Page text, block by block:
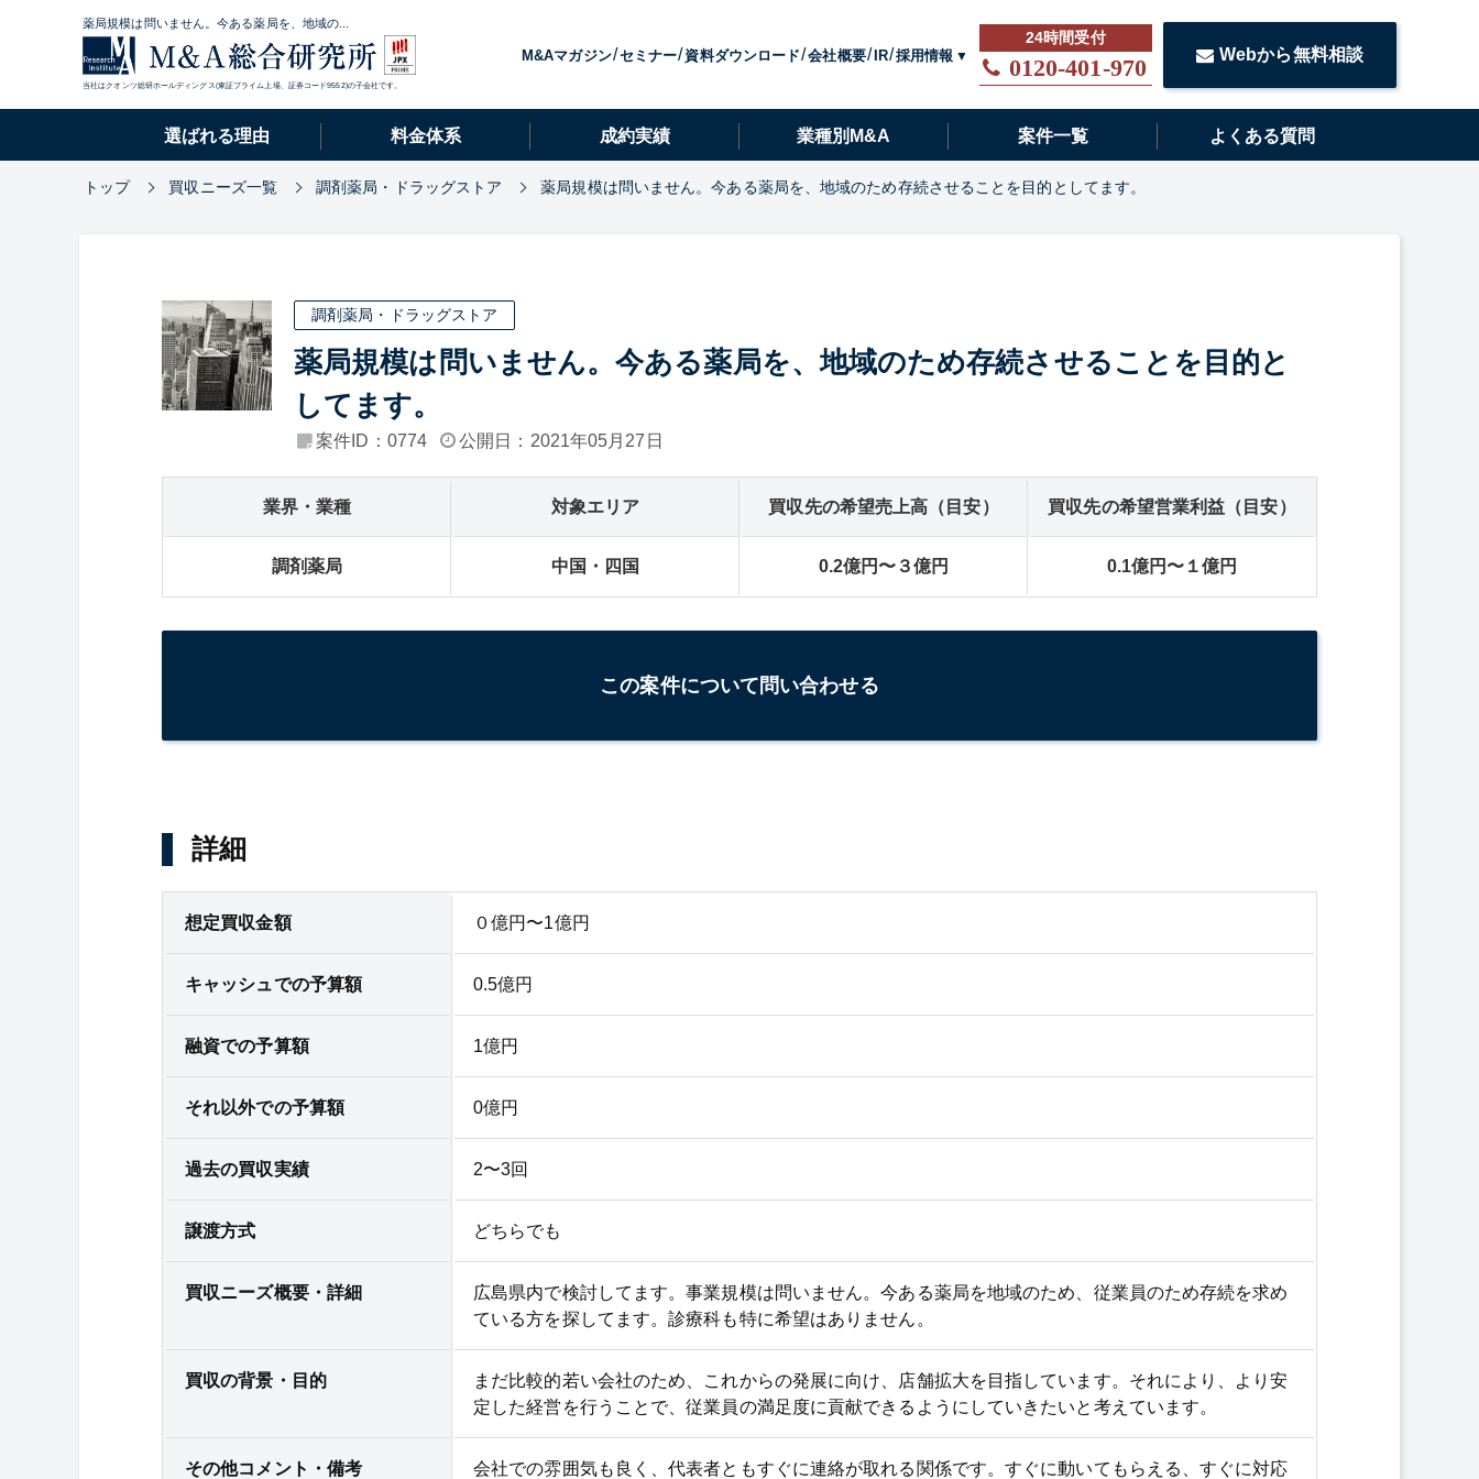
薬局規模は問いません。今ある薬局を、地域の...
当社はクオンツ総研ホールディングス(東証プライム上場、証券コード9552)の子会社です。
M&Aマガジン セミナー 資料ダウンロード 会社概要 IR 採用情報 0120-401-970 Webから無料相談
選ばれる理由 料金体系 成約実績 業種別M&A 案件一覧 よくある質問
トップ 買収ニーズ一覧 調剤薬局・ドラッグストア 薬局規模は問いません。今ある薬局を、地域のため存続させることを目的としてます。
調剤薬局・ドラッグストア
薬局規模は問いません。今ある薬局を、地域のため存続させることを目的と
してます。
案件ID：0774 公開日：2021年05月27日
業界・業種
調剤薬局
対象エリア
中国・四国
買収先の希望売上高（目安）
0.2億円〜３億円
買収先の希望営業利益（目安）
0.1億円〜１億円
この案件について問い合わせる
詳細
想定買収金額 ０億円〜1億円
キャッシュでの予算額 0.5億円
融資での予算額 1億円
それ以外での予算額 0億円
過去の買収実績 2〜3回
譲渡方式 どちらでも
買収ニーズ概要・詳細
広島県内で検討してます。事業規模は問いません。今ある薬局を地域のため、従業員のため存続を求め
ている方を探してます。診療科も特に希望はありません。
買収の背景・目的
まだ比較的若い会社のため、これからの発展に向け、店舗拡大を目指しています。それにより、より安
定した経営を行うことで、従業員の満足度に貢献できるようにしていきたいと考えています。
その他コメント・備考 会社での雰囲気も良く、代表者ともすぐに連絡が取れる関係です。すぐに動いてもらえる、すぐに対応